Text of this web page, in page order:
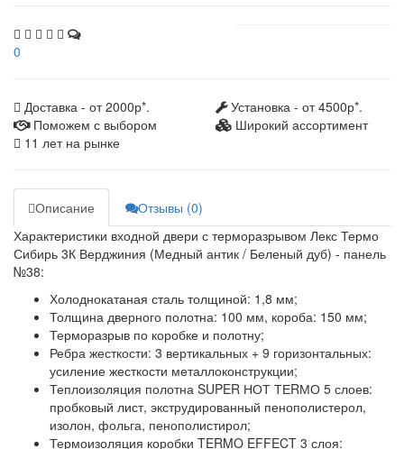
0
Доставка - от 2000р*.
Установка - от 4500р*.
Поможем с выбором
Широкий ассортимент
11 лет на рынке
Описание
Отзывы (0)
Характеристики входной двери с терморазрывом Лекс Термо
Сибирь 3К Верджиния (Медный антик / Беленый дуб) - панель
№38:
Холоднокатаная сталь толщиной: 1,8 мм;
Толщина дверного полотна: 100 мм, короба: 150 мм;
Терморазрыв по коробке и полотну;
Ребра жесткости: 3 вертикальных + 9 горизонтальных:
усиление жесткости металлоконструкции;
Теплоизоляция полотна SUPER НОТ ТЕRМО 5 слоев:
пробковый лист, экструдированный пенополистерол,
изолон, фольга, пенополистирол;
Термоизоляция коробки TERMO EFFECT 3 слоя: